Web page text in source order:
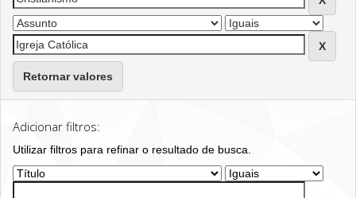
Retornar valores
Adicionar filtros:
Utilizar filtros para refinar o resultado de busca.